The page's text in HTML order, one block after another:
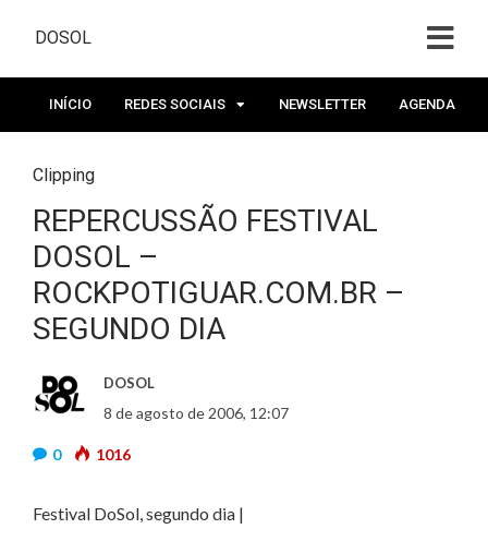
DOSOL
INÍCIO REDES SOCIAIS NEWSLETTER AGENDA
Clipping
REPERCUSSÃO FESTIVAL
DOSOL –
ROCKPOTIGUAR.COM.BR –
SEGUNDO DIA
DOSOL
8 de agosto de 2006, 12:07
0 1016
Festival DoSol, segundo dia |